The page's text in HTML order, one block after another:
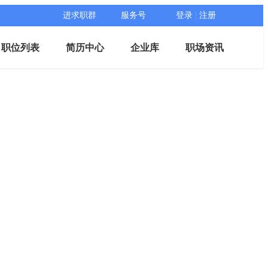
进求职群 服务号 登录 注册
职位列表 简历中心 企业库 职场资讯